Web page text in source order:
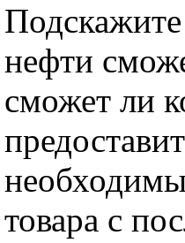
нефти
сможет ли
товара с